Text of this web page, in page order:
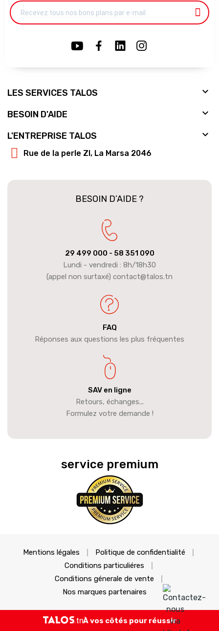
LES SERVICES TALOS 
BESOIN D'AIDE 
L'ENTREPRISE TALOS 
Rue de la perle ZI, La Marsa 2046
BESOIN D’AIDE ?
29 499 000 - 58 351 090
Lundi - vendredi : 8h/18h30
(appel non surtaxé) contact@talos.tn
FAQ
Réponses aux questions les plus fréquentes
SAV en ligne
Retours, échanges...
Formulez votre demande !
service premium
Mentions légales
Politique de confidentialité
Conditions particuliéres
Conditions génerale de vente
Nos marques partenaires
À vos côtés pour réussir